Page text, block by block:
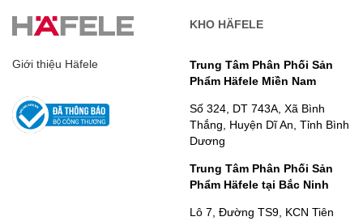
Giới thiệu Häfele
KHO HÄFELE
Trung Tâm Phân Phối Sản
Phẩm Häfele Miền Nam
Số 324, DT 743A, Xã Bình
Thắng, Huyện Dĩ An, Tỉnh Bình
Dương
Trung Tâm Phân Phối Sản
Phẩm Häfele tại Bắc Ninh
Lô 7, Đường TS9, KCN Tiên